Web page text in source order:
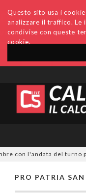
Questo sito usa i
analizzare il traffico. Le
condivise con queste
cookie.
Accedi Archivio
con l'andata del turno
PRO PATRIA SAN